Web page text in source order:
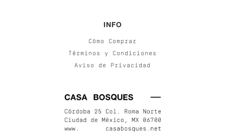
INFO
Cómo Comprar
Términos y Condiciones
Aviso de Privacidad